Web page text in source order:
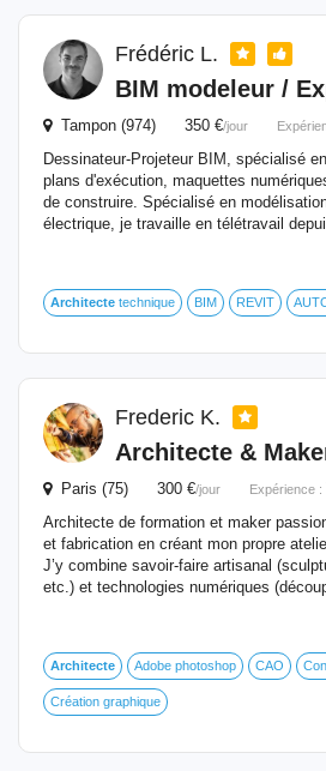
Frédéric L.
BIM modeleur /
Tampon (974) 350 €/jour
Dessinateur-Projeteur BIM, spécialisé
plans d'exécution, maquettes
de construire. Spécialisé en
électrique, je travaille en télétravail
Architecte technique BIM REVIT
Frederic K.
Architecte &
Paris (75) 300 €/jour Expérience :
Architecte de formation et maker
et fabrication en créant mon propre
J’y combine savoir-faire artisanal
etc.) et technologies numériques
Architecte Adobe photoshop CAO
Création graphique